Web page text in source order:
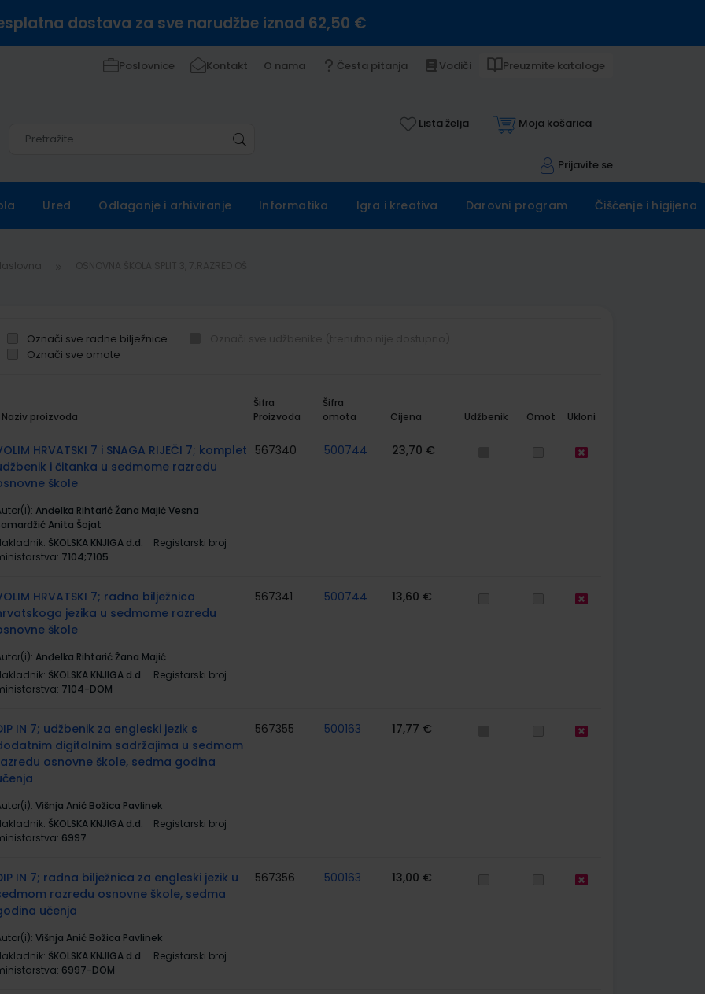
dostava za sve narudžbe iznad 62,50 €
Poslovnice Kontakt O nama Česta pitanja Vodiči Preuzmite kataloge
Lista želja Moja košarica
Prijavite se
Ured Odlaganje i arhiviranje Informatika Igra i kreativa Darovni program Čišćenje i higijena
Označi sve radne bilježnice
Označi sve omote
Naziv proizvoda
Šifra
Proizvoda
Šifra
omota
Cijena Udžbenik Omot Ukloni
HRVATSKI 7 i SNAGA RIJEČI 7; komplet
i čitanka u sedmome razredu
škole
Anđelka Rihtarić Žana Majić Vesna
Anita Šojat
ŠKOLSKA KNJIGA d.d.
Registarski broj
7104;7105
567340 500744 23,70 €
HRVATSKI 7; radna bilježnica
jezika u sedmome razredu
škole
Anđelka Rihtarić Žana Majić
ŠKOLSKA KNJIGA d.d.
Registarski broj
7104-DOM
567341 500744 13,60 €
IN 7; udžbenik za engleski jezik s
digitalnim sadržajima u sedmom
osnovne škole, sedma godina
Višnja Anić Božica Pavlinek
ŠKOLSKA KNJIGA d.d.
Registarski broj
6997
567355 500163 17,77 €
IN 7; radna bilježnica za engleski jezik u
razredu osnovne škole, sedma
učenja
Višnja Anić Božica Pavlinek
ŠKOLSKA KNJIGA d.d.
Registarski broj
6997-DOM
567356 500163 13,00 €